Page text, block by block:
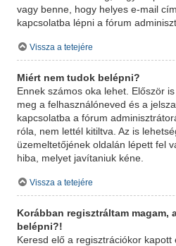
vagy benne, hogy helyes e-mail
kapcsolatba lépni a fórum
Vissza a tetejére
Miért nem tudok belépni?
Ennek számos oka lehet. Először
meg a felhasználóneved és a
kapcsolatba a fórum
róla, nem lettél kitiltva. Az is
üzemeltetőjének oldalán lépett fel
hiba, melyet javítaniuk kéne.
Vissza a tetejére
Korábban regisztráltam magam,
belépni?!
Keresd elő a regisztrációkor kapott